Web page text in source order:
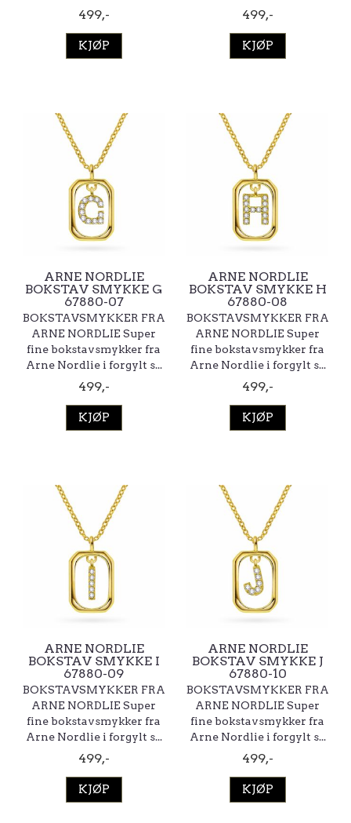
499,-
KJØP
499,-
KJØP
ARNE NORDLIE
BOKSTAV SMYKKE G
67880-07
BOKSTAVSMYKKER FRA
ARNE NORDLIE Super
fine bokstavsmykker fra
Arne Nordlie i forgylt s...
499,-
KJØP
ARNE NORDLIE
BOKSTAV SMYKKE H
67880-08
BOKSTAVSMYKKER FRA
ARNE NORDLIE Super
fine bokstavsmykker fra
Arne Nordlie i forgylt s...
499,-
KJØP
ARNE NORDLIE
BOKSTAV SMYKKE I
67880-09
BOKSTAVSMYKKER FRA
ARNE NORDLIE Super
fine bokstavsmykker fra
Arne Nordlie i forgylt s...
499,-
KJØP
ARNE NORDLIE
BOKSTAV SMYKKE J
67880-10
BOKSTAVSMYKKER FRA
ARNE NORDLIE Super
fine bokstavsmykker fra
Arne Nordlie i forgylt s...
499,-
KJØP